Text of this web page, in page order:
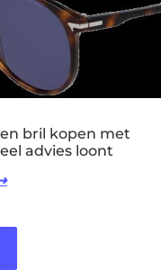
bril kopen met
advies loont